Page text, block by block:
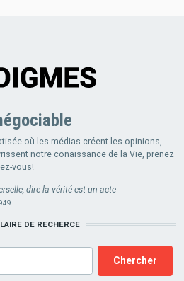
où les médias créent les opinions,
notre conaissance de la Vie, prenez
vous!
dire la vérité est un acte
DE RECHERCE